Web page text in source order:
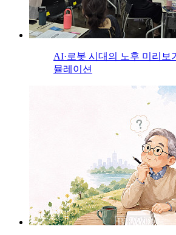
AI·로봇 시대의 노후 미리보
뮬레이션